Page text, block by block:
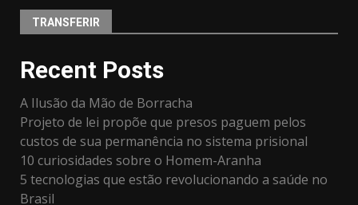
TRANSFERIR
Recent Posts
A Ilusão da Mão de Borracha
Projeto de lei propõe que presos paguem pelos
custos de sua permanência no sistema prisional
10 curiosidades sobre o Homem-Aranha
5 tecnologias que estão revolucionando a saúde no
Brasil